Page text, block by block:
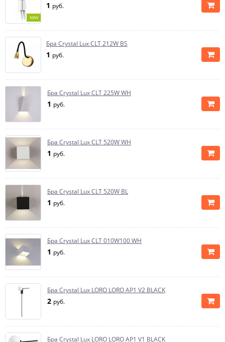
NEW
1 руб.
Бра Crystal Lux CLT 212W BS
1 руб.
Бра Crystal Lux CLT 225W WH
1 руб.
Бра Crystal Lux CLT 520W WH
1 руб.
Бра Crystal Lux CLT 520W BL
1 руб.
Бра Crystal Lux CLT 010W100 WH
1 руб.
Бра Crystal Lux LORO LORO AP1 V2 BLACK
2 руб.
Бра Crystal Lux LORO LORO AP1 V1 BLACK